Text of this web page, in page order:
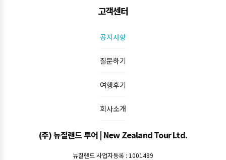
고객센터
공지사항
질문하기
여행후기
회사소개
(주) 뉴질랜드 투어 | New Zealand Tour Ltd.
뉴질랜드 사업자등록 : 1001489